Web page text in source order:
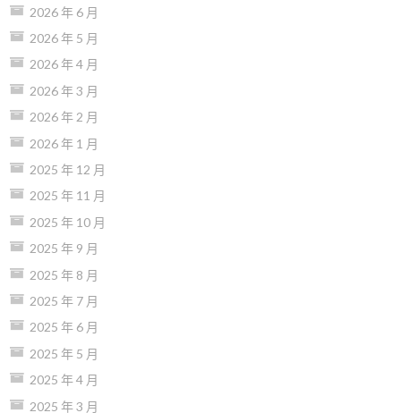
2026 年 6 月
2026 年 5 月
2026 年 4 月
2026 年 3 月
2026 年 2 月
2026 年 1 月
2025 年 12 月
2025 年 11 月
2025 年 10 月
2025 年 9 月
2025 年 8 月
2025 年 7 月
2025 年 6 月
2025 年 5 月
2025 年 4 月
2025 年 3 月